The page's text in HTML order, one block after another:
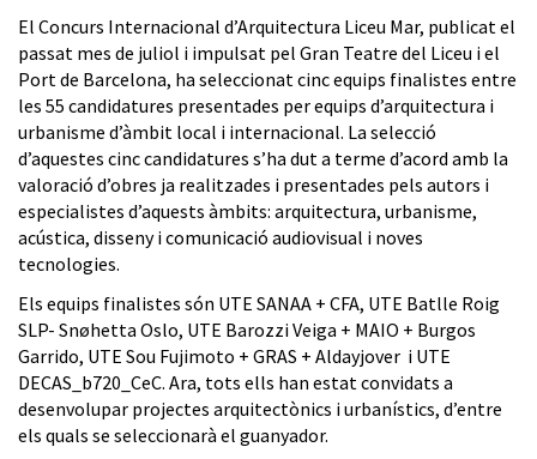
El Concurs Internacional d’Arquitectura Liceu Mar, publicat el
passat mes de juliol i impulsat pel Gran Teatre del Liceu i el
Port de Barcelona, ha seleccionat cinc equips finalistes entre
les 55 candidatures presentades per equips d’arquitectura i
urbanisme d’àmbit local i internacional. La selecció
d’aquestes cinc candidatures s’ha dut a terme d’acord amb la
valoració d’obres ja realitzades i presentades pels autors i
especialistes d’aquests àmbits: arquitectura, urbanisme,
acústica, disseny i comunicació audiovisual i noves
tecnologies.
Els equips finalistes són UTE SANAA + CFA, UTE Batlle Roig
SLP- Snøhetta Oslo, UTE Barozzi Veiga + MAIO + Burgos
Garrido, UTE Sou Fujimoto + GRAS + Aldayjover i UTE
DECAS_b720_CeC. Ara, tots ells han estat convidats a
desenvolupar projectes arquitectònics i urbanístics, d’entre
els quals se seleccionarà el guanyador.